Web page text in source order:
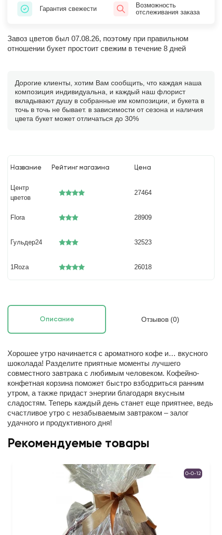
Гарантия свежести
Возможность
отслеживания заказа
Завоз цветов был 07.08.26, поэтому при правильном
отношении букет простоит свежим в течение 8 дней
Дорогие клиенты, хотим Вам сообщить, что каждая наша
композиция индивидуальна, и каждый наш флорист
вкладывают душу в собранные им композиции, и букета в
точь в точь не бывает. в зависимости от сезона и наличия
цвета букет может отличаться до 30%
Название Рейтинг магазина Цена
Центр
цветов
27464
Flora 28909
Гульдер24 32523
1Roza 26018
Описание Отзывов (0)
Хорошее утро начинается с ароматного кофе и… вкусного
шоколада! Разделите приятные моменты лучшего
совместного завтрака с любимым человеком. Кофейно-
конфетная корзина поможет быстро взбодриться ранним
утром, а также придаст энергии благодаря вкусным
сладостям. Теперь каждый день станет еще приятнее, ведь
счастливое утро с незабываемым завтраком – залог
удачного и продуктивного дня!
Рекомендуемые товары
0-0-12